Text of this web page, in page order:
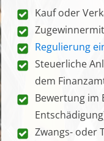
Kauf oder
Regulierung
Steuerliche
dem
Bewertung im
Zwangs- oder